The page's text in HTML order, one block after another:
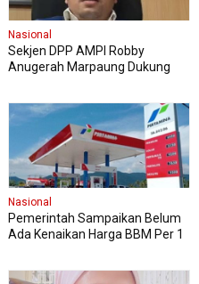
Nasional
Sekjen DPP AMPI Robby
Anugerah Marpaung Dukung
Nasional
Pemerintah Sampaikan Belum
Ada Kenaikan Harga BBM Per 1